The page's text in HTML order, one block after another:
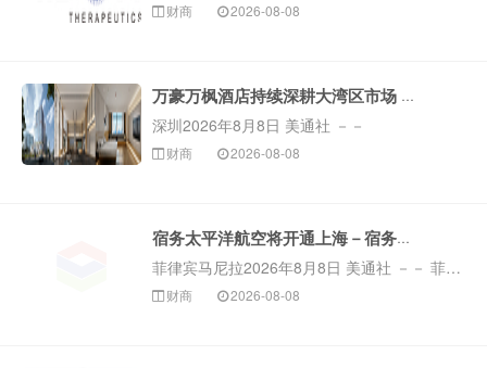
财商 2026-08-08
万豪万枫酒店持续深耕大湾区市场 深圳前海万豪万枫酒店启幕
深圳2026年8月8日 美通社 －－
万豪旅享家旗下超30个品牌之一的万豪万枫酒店今日宣布，深圳前海万豪万枫酒店正式揭幕。酒店坐落于深圳市宝安区中心区域，距深圳宝安国际机场约9公里，紧邻碧海湾地铁站，一站便可抵达机场，便捷通达深圳城市...
财商 2026-08-08
宿务太平洋航空将开通上海－宿务航线、复航厦门－马尼拉航线
菲律宾马尼拉2026年8月8日 美通社 －－ 菲律宾领先航司宿务太平洋航空（Cebu
Pacific）持续拓展中菲两国航空网络，即将开通上海－宿务直飞航线，并恢复厦门－马尼拉直飞航线，为旅客提供更便捷、更实惠的菲律宾出行选择。
财商 2026-08-08